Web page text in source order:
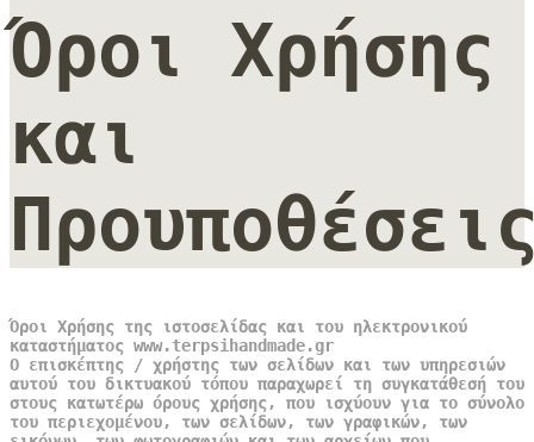
Όροι Χρήσης
και
Όροι Χρήσης της ιστοσελίδας και του ηλεκτρονικού
καταστήματος www.terpsihandmade.gr
Ο επισκέπτης / χρήστης των σελίδων και των υπηρεσιών
αυτού του δικτυακού τόπου παραχωρεί τη συγκατάθεσή του
στους κατωτέρω όρους χρήσης, που ισχύουν για το σύνολο
του περιεχομένου, των σελίδων, των γραφικών, των